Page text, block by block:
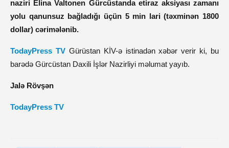
naziri Elina Valtonen Gürcüstanda etiraz aksiyası zamanı
yolu qanunsuz bağladığı üçün 5 min lari (təxminən 1800
dollar) cərimələnib.
TodayPress TV Gürüstan KİV-ə istinadən xəbər verir ki, bu
barədə Gürcüstan Daxili İşlər Nazirliyi məlumat yayıb.
Jalə Rövşən
TodayPress TV